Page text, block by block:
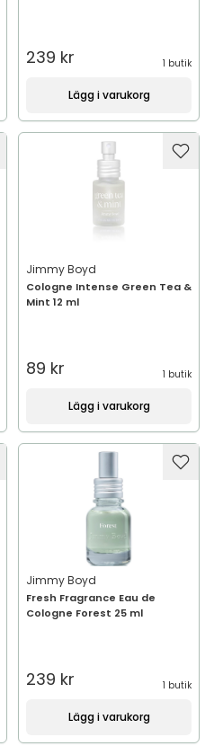
239 kr 1 butik
Lägg i varukorg
Jimmy Boyd
Cologne Intense Green Tea &
Mint 12 ml
89 kr 1 butik
Lägg i varukorg
Jimmy Boyd
Fresh Fragrance Eau de
Cologne Forest 25 ml
239 kr 1 butik
Lägg i varukorg